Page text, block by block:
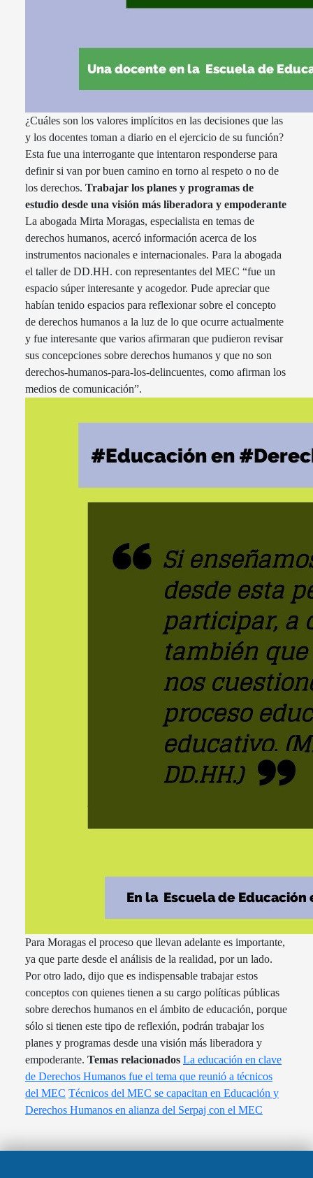
¿Cuáles son los valores implícitos en las decisiones que las
y los docentes toman a diario en el ejercicio de su función?
Esta fue una interrogante que intentaron responderse para
definir si van por buen camino en torno al respeto o no de
los derechos. Trabajar los planes y programas de
estudio desde una visión más liberadora y empoderante
La abogada Mirta Moragas, especialista en temas de
derechos humanos, acercó información acerca de los
instrumentos nacionales e internacionales. Para la abogada
el taller de DD.HH. con representantes del MEC “fue un
espacio súper interesante y acogedor. Pude apreciar que
habían tenido espacios para reflexionar sobre el concepto
de derechos humanos a la luz de lo que ocurre actualmente
y fue interesante que varios afirmaran que pudieron revisar
sus concepciones sobre derechos humanos y que no son
derechos-humanos-para-los-delincuentes, como afirman los
medios de comunicación”.
Para Moragas el proceso que llevan adelante es importante,
ya que parte desde el análisis de la realidad, por un lado.
Por otro lado, dijo que es indispensable trabajar estos
conceptos con quienes tienen a su cargo políticas públicas
sobre derechos humanos en el ámbito de educación, porque
sólo si tienen este tipo de reflexión, podrán trabajar los
planes y programas desde una visión más liberadora y
empoderante. Temas relacionados La educación en clave
de Derechos Humanos fue el tema que reunió a técnicos
del MEC Técnicos del MEC se capacitan en Educación y
Derechos Humanos en alianza del Serpaj con el MEC